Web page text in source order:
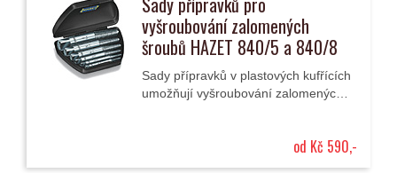
vyšroubování zalomených
šroubů HAZET 840/5 a 840/8
Sady přípravků v plastových kufřících
umožňují vyšroubování zalomených
od Kč 590,-